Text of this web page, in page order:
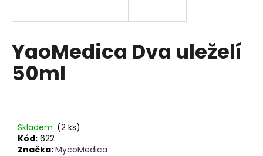
YaoMedica Dva uleželí
50ml
Skladem (2 ks)
Kód: 622
Značka:MycoMedica
í
t
?